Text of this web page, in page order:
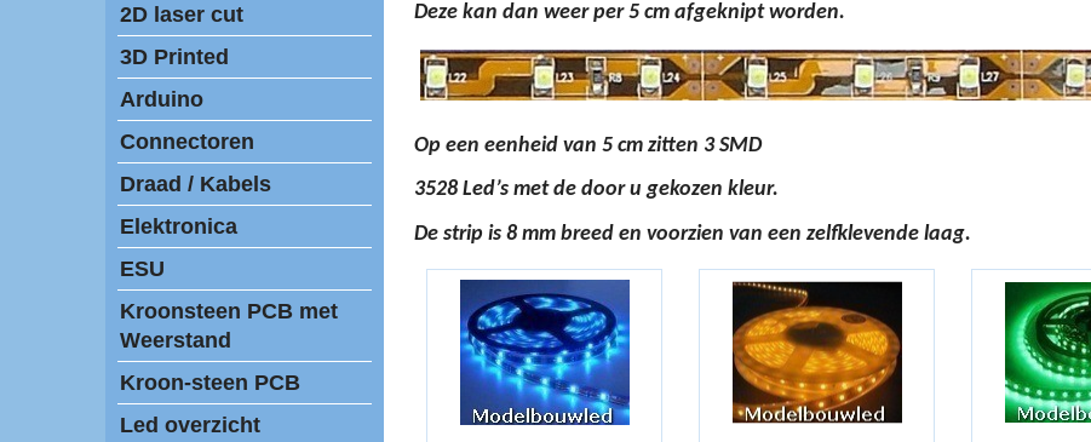
2D laser cut
3D Printed
Arduino
Connectoren
Draad / Kabels
Elektronica
ESU
Kroonsteen PCB met
Weerstand
Kroon-steen PCB
Led overzicht
Deze kan dan weer per 5 cm afgeknipt worden.
Op een eenheid van 5 cm zitten 3 SMD
3528 Led’s met de door u gekozen kleur.
De strip is 8 mm breed en voorzien van een zelfklevende laag.